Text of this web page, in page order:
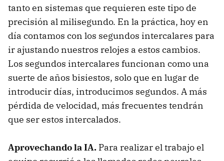
tanto en sistemas que requieren este tipo de
precisión al milisegundo. En la práctica, hoy en
día contamos con los segundos intercalares para
ir ajustando nuestros relojes a estos cambios.
Los segundos intercalares funcionan como una
suerte de años bisiestos, solo que en lugar de
introducir días, introducimos segundos. A más
pérdida de velocidad, más frecuentes tendrán
que ser estos intercalados.
Aprovechando la IA. Para realizar el trabajo el